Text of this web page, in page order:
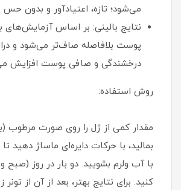
می‌شود؛ تازه، اعتیادآور و بدون
نتایج بالینی: بر اساس آزمایش‌های
پوست بلافاصله صاف‌تر می‌شود و
درخشندگی و صافی پوست افزایش
روش استفاده:
مقدار کمی از ژل را روی صورت مرطوب
بمالید، با حرکات دایره‌ای ماساژ
با آب ولرم بشویید. دو بار در روز
کنید. برای نتایج بهتر، بعد از آن از تونر